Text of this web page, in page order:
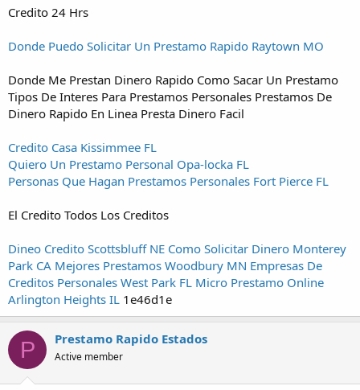
Credito 24 Hrs
Donde Puedo Solicitar Un Prestamo Rapido Raytown MO
Donde Me Prestan Dinero Rapido Como Sacar Un Prestamo
Tipos De Interes Para Prestamos Personales Prestamos De
Dinero Rapido En Linea Presta Dinero Facil
Credito Casa Kissimmee FL
Quiero Un Prestamo Personal Opa-locka FL
Personas Que Hagan Prestamos Personales Fort Pierce FL
El Credito Todos Los Creditos
Dineo Credito Scottsbluff NE Como Solicitar Dinero Monterey
Park CA Mejores Prestamos Woodbury MN Empresas De
Creditos Personales West Park FL Micro Prestamo Online
Arlington Heights IL 1e46d1e
P Prestamo Rapido Estados
Active member